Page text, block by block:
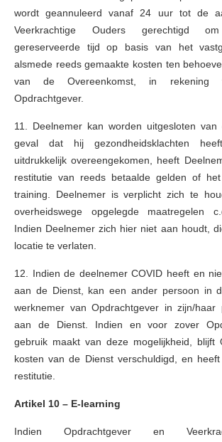
wordt geannuleerd vanaf 24 uur tot de
Veerkrachtige Ouders gerechtigd
gereserveerde tijd op basis van het
alsmede reeds gemaakte kosten ten
van de Overeenkomst, in
Opdrachtgever.
11. Deelnemer kan worden uitgesloten
geval dat hij gezondheidsklachten
uitdrukkelijk overeengekomen, heeft
restitutie van reeds betaalde gelden of
training. Deelnemer is verplicht zich te
overheidswege opgelegde maatregelen
Indien Deelnemer zich hier niet aan houdt,
locatie te verlaten.
12. Indien de deelnemer COVID heeft en
aan de Dienst, kan een ander persoon in
werknemer van Opdrachtgever in zijn/haar
aan de Dienst. Indien en voor zover
gebruik maakt van deze mogelijkheid, blijft
kosten van de Dienst verschuldigd, en
restitutie.
Artikel 10 – E-learning
Indien Opdrachtgever en